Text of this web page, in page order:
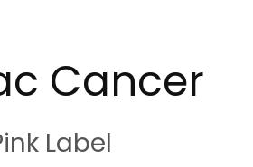
Cancer
Label